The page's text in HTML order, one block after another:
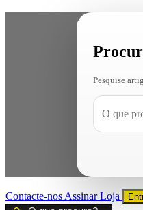
Pesquise
Contacte-nos AssinarLoja